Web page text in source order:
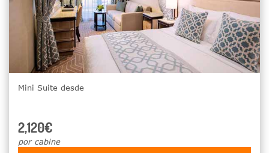
Mini Suite desde
2,120€
por cabine